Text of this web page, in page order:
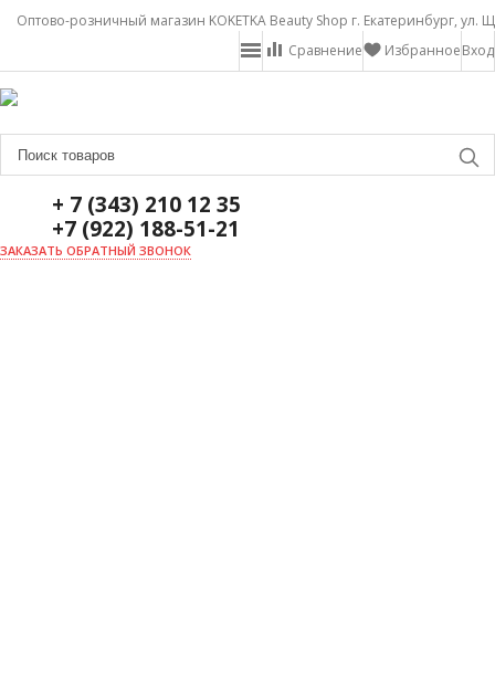
Оптово-розничный магазин KOKETKA Beauty Shop г. Екатеринбург, ул.
Вход
Избранное
Сравнение
+ 7 (343) 210 12 35
+7 (922) 188-51-21
ЗАКАЗАТЬ ОБРАТНЫЙ ЗВОНОК